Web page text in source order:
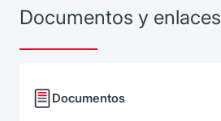
Documentos y enlaces
Documentos